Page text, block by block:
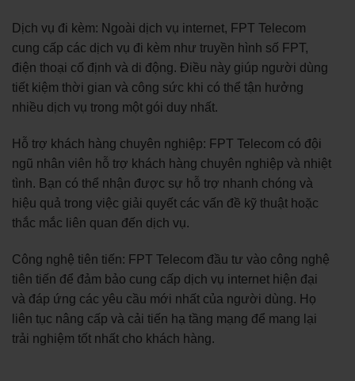
Dịch vụ đi kèm: Ngoài dịch vụ internet, FPT Telecom
cung cấp các dịch vụ đi kèm như truyền hình số FPT,
điện thoại cố định và di động. Điều này giúp người dùng
tiết kiệm thời gian và công sức khi có thể tận hưởng
nhiều dịch vụ trong một gói duy nhất.
Hỗ trợ khách hàng chuyên nghiệp: FPT Telecom có đội
ngũ nhân viên hỗ trợ khách hàng chuyên nghiệp và nhiệt
tình. Bạn có thể nhận được sự hỗ trợ nhanh chóng và
hiệu quả trong việc giải quyết các vấn đề kỹ thuật hoặc
thắc mắc liên quan đến dịch vụ.
Công nghệ tiên tiến: FPT Telecom đầu tư vào công nghệ
tiên tiến để đảm bảo cung cấp dịch vụ internet hiện đại
và đáp ứng các yêu cầu mới nhất của người dùng. Họ
liên tục nâng cấp và cải tiến hạ tầng mạng để mang lại
trải nghiệm tốt nhất cho khách hàng.